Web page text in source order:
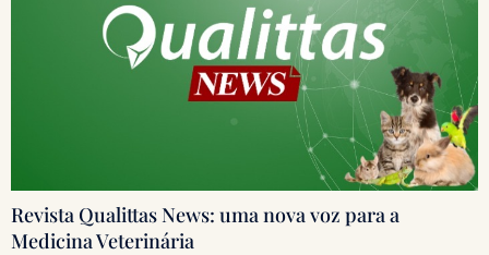
Revista Qualittas News: uma nova voz para a
Medicina Veterinária